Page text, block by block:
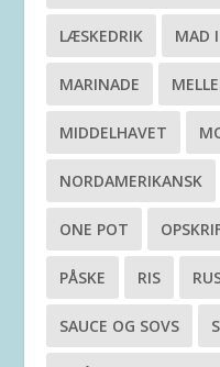
LÆSKEDRIK MAD
MARINADE
MIDDELHAVET
NORDAMERIKANSK
ONE POT
PÅSKE RIS
SAUCE OG SOVS